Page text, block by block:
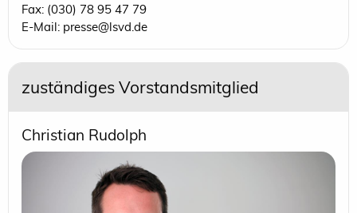
Fax: (030) 78 95 47 79
E-Mail: presse@lsvd.de
zuständiges Vorstandsmitglied
Christian Rudolph